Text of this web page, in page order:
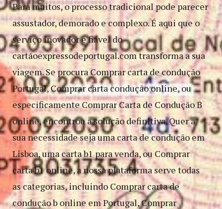
Para muitos, o processo tradicional pode parecer
assustador, demorado e complexo. É aqui que o
serviço inovador e fiável do
cartãoexpressodeportugal.com transforma a sua
viagem. Se procura Comprar carta de condução
Portugal, Comprar carta condução online, ou
especificamente Comprar Carta de Condução B
online, encontrou a solução definitiva. Quer a
sua necessidade seja uma carta de condução em
Lisboa, uma carta b1 para venda, ou Comprar
carta b1 online, a nossa plataforma serve todas
as categorias, incluindo Comprar carta de
condução b online em Portugal, Comprar